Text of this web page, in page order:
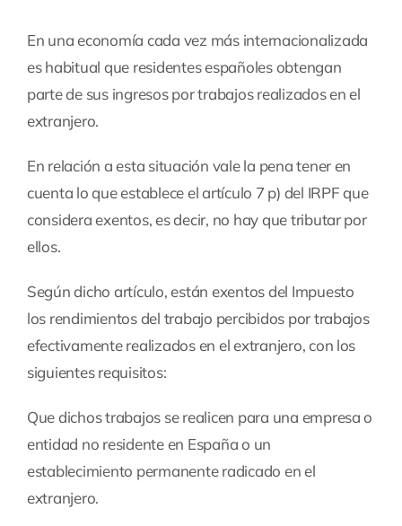
En una economía cada vez más internacionalizada
es habitual que residentes españoles obtengan
parte de sus ingresos por trabajos realizados en el
extranjero.
En relación a esta situación vale la pena tener en
cuenta lo que establece el artículo 7 p) del IRPF que
considera exentos, es decir, no hay que tributar por
ellos.
Según dicho artículo, están exentos del Impuesto
los rendimientos del trabajo percibidos por trabajos
efectivamente realizados en el extranjero, con los
siguientes requisitos:
Que dichos trabajos se realicen para una empresa o
entidad no residente en España o un
establecimiento permanente radicado en el
extranjero.